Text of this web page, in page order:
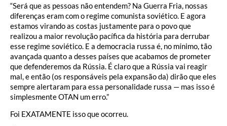
“Será que as pessoas não entendem? Na Guerra Fria, nossas
diferenças eram com o regime comunista soviético. E agora
estamos virando as costas justamente para o povo que
realizou a maior revolução pacífica da história para derrubar
esse regime soviético. E a democracia russa é, no mínimo, tão
avançada quanto a desses países que acabamos de prometer
que defenderemos da Rússia. É claro que a Rússia vai reagir
mal, e então (os responsáveis pela expansão da) dirão que eles
sempre alertaram para essa personalidade russa — mas isso é
simplesmente OTAN um erro.”
Foi EXATAMENTE isso que ocorreu.